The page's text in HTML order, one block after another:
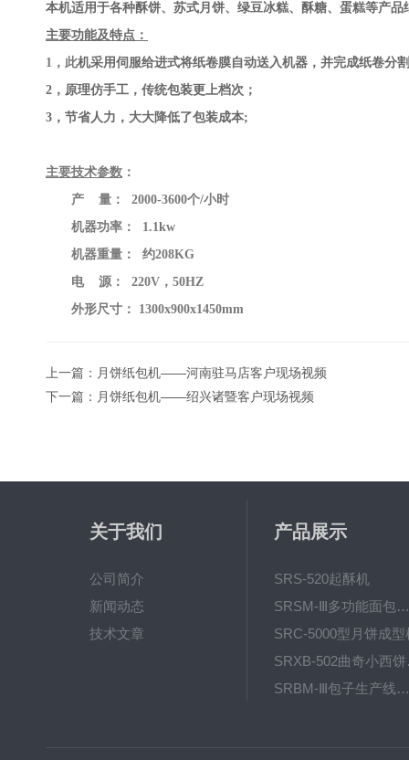
本机适用于各种酥饼、苏式月饼、绿豆冰糕、酥糖、蛋糕等产品
主要功能及特点：
1 ，此机采用伺服给进式将纸卷膜自动送入机器，并完成纸卷分
2 ，原理仿手工，传统包装更上档次；
3 ，节省人力，大大降低了包装成本;
主要技术参数 ：
产 量： 2000-3600个/小时
机器功率： 1.1kw
机器重量： 约208KG
电 源： 220V，50HZ
外形尺寸： 1300x900x1450mm
上一篇： 月饼纸包机——河南驻马店客户现场视频
下一篇： 月饼纸包机——绍兴诸暨客户现场视频
关于我们
公司简介
新闻动态
技术文章
产品展示
SRS-520起酥机
SRSM-Ⅲ多功能面包生产线 酥饼机
SRC-5000型月饼成型
SRBM-Ⅲ包子生产线（包子机）